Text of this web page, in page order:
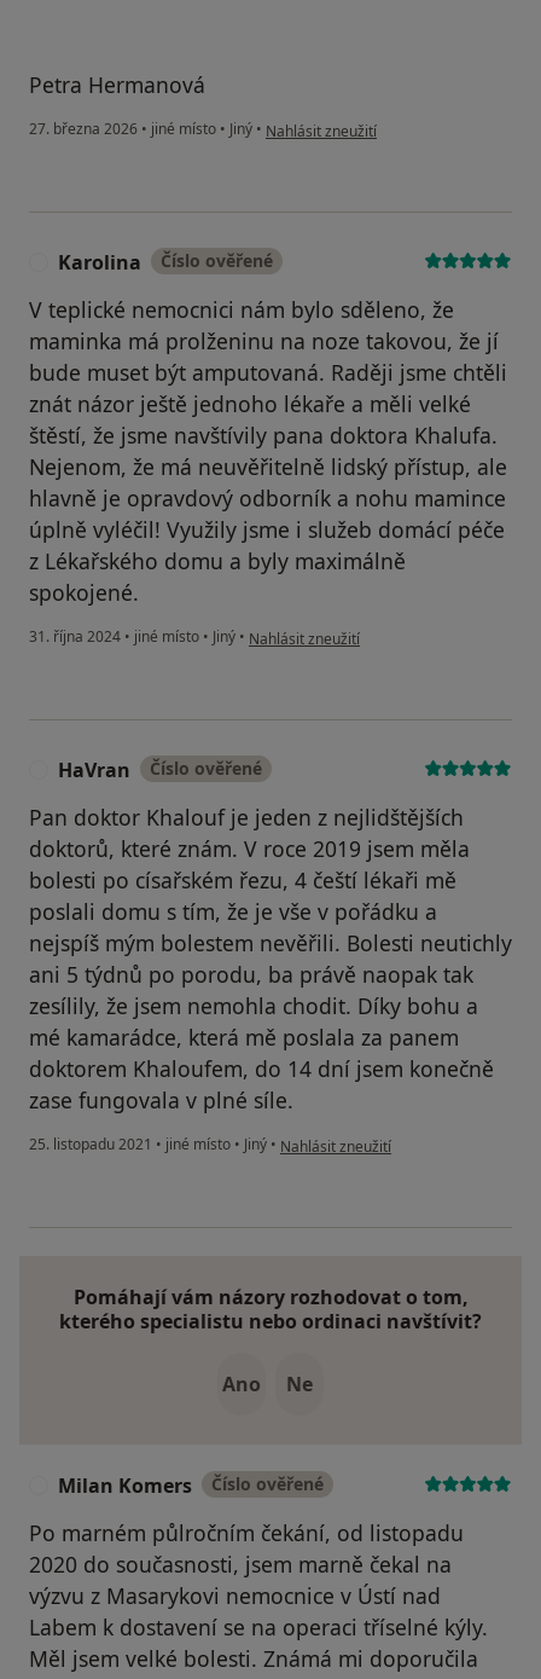
Petra Hermanová
27. března 2026 • jiné místo • Jiný • podle názoru uživatele Petra Hermanová
Nahlásit zneužití
Karolina Číslo ověřené
V teplické nemocnici nám bylo sděleno, že
maminka má prolženinu na noze takovou, že jí
bude muset být amputovaná. Raději jsme chtěli
znát názor ještě jednoho lékaře a měli velké
štěstí, že jsme navštívily pana doktora Khalufa.
Nejenom, že má neuvěřitelně lidský přístup, ale
hlavně je opravdový odborník a nohu mamince
úplně vyléčil! Využily jsme i služeb domácí péče
z Lékařského domu a byly maximálně
spokojené.
31. října 2024 • jiné místo • Jiný • podle názoru uživatele Karolina
Nahlásit zneužití
HaVran Číslo ověřené
Pan doktor Khalouf je jeden z nejlidštějších
doktorů, které znám. V roce 2019 jsem měla
bolesti po císařském řezu, 4 čeští lékaři mě
poslali domu s tím, že je vše v pořádku a
nejspíš mým bolestem nevěřili. Bolesti neutichly
ani 5 týdnů po porodu, ba právě naopak tak
zesílily, že jsem nemohla chodit. Díky bohu a
mé kamarádce, která mě poslala za panem
doktorem Khaloufem, do 14 dní jsem konečně
zase fungovala v plné síle.
25. listopadu 2021 • jiné místo • Jiný • podle názoru uživatele HaVran
Nahlásit zneužití
Pomáhají vám názory rozhodovat o tom,
kterého specialistu nebo ordinaci navštívit?
Ano Ne
Milan Komers Číslo ověřené
Po marném půlročním čekání, od listopadu
2020 do současnosti, jsem marně čekal na
výzvu z Masarykovi nemocnice v Ústí nad
Labem k dostavení se na operaci tříselné kýly.
Měl jsem velké bolesti. Známá mi doporučila